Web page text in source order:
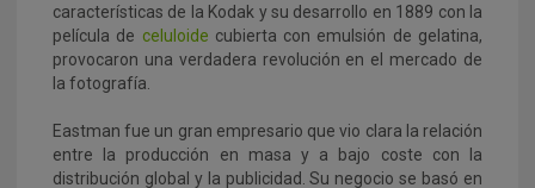
características de la Kodak y su desarrollo en 1889 con la
película de celuloide cubierta con emulsión de gelatina,
provocaron una verdadera revolución en el mercado de
la fotografía.
Eastman fue un gran empresario que vio clara la relación
entre la producción en masa y a bajo coste con la
distribución global y la publicidad. Su negocio se basó en